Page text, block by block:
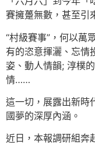
賽擁躉無數，甚至
“村級賽事”，何以萬
有的恣意揮灑、忘情
姿、動人情韻; 淳樸
情……
這一切，展露出新時
國夢的深厚內涵。
近日，本報調研組奔